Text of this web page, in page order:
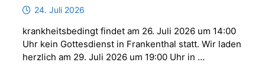
24. Juli 2026
krankheitsbedingt findet am 26. Juli 2026 um 14:00
Uhr kein Gottesdienst in Frankenthal statt. Wir laden
herzlich am 29. Juli 2026 um 19:00 Uhr in …